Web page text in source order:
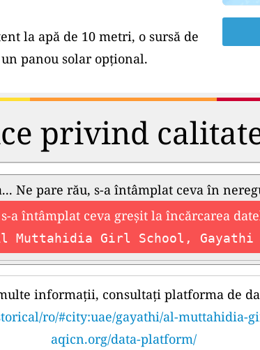
la apă de 10 metri, o sursă de
panou solar opțional.
privind
Ne pare rău, s-a întâmplat ceva în
a întâmplat ceva greșit la încărcarea
Muttahidia Girl School, Gayathi
informații, consultați platforma de
ro/#city:uae/gayathi/al-muttahidia-
aqicn.org/data-platform/